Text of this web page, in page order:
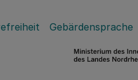
Gebärdensprache